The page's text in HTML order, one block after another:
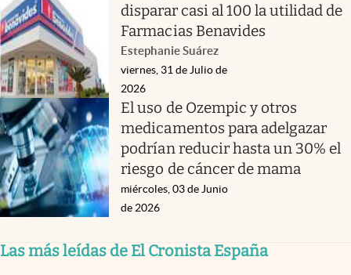
disparar casi al 100 la utilidad de
Farmacias Benavides
Estephanie Suárez
viernes, 31 de Julio de
2026
El uso de Ozempic y otros
medicamentos para adelgazar
podrían reducir hasta un 30% el
riesgo de cáncer de mama
miércoles, 03 de Junio
de 2026
Las más leídas de El Cronista España